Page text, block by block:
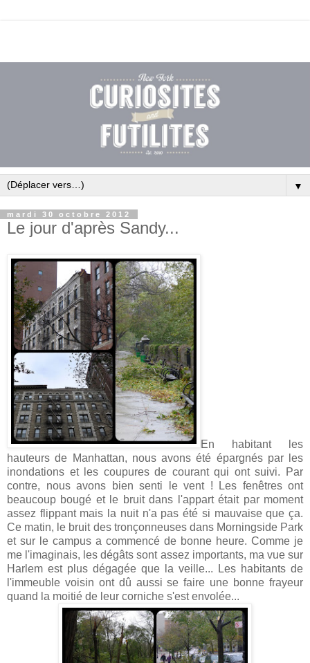
▼
mardi 30 octobre 2012
Le jour d'après Sandy...
En habitant les
hauteurs de Manhattan, nous avons été épargnés par les
inondations et les coupures de courant qui ont suivi. Par
contre, nous avons bien senti le vent ! Les fenêtres ont
beaucoup bougé et le bruit dans l'appart était par moment
assez flippant mais la nuit n'a pas été si mauvaise que ça.
Ce matin, le bruit des tronçonneuses dans Morningside Park
et sur le campus a commencé de bonne heure. Comme je
me l'imaginais, les dégâts sont assez importants, ma vue sur
Harlem est plus dégagée que la veille... Les habitants de
l'immeuble voisin ont dû aussi se faire une bonne frayeur
quand la moitié de leur corniche s'est envolée...